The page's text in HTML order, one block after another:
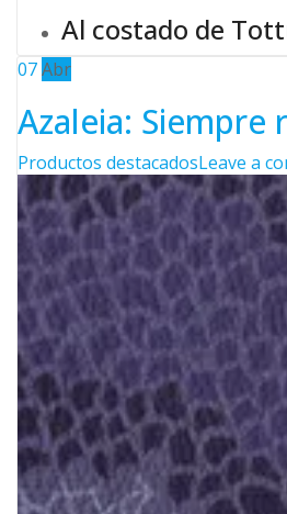
Al costado de
07Abr
Azaleia:
Categories
Productos destacadosLeave a